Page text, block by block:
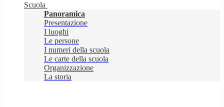
Scuola
Panoramica
Presentazione
I luoghi
Le persone
I numeri della scuola
Le carte della scuola
Organizzazione
La storia